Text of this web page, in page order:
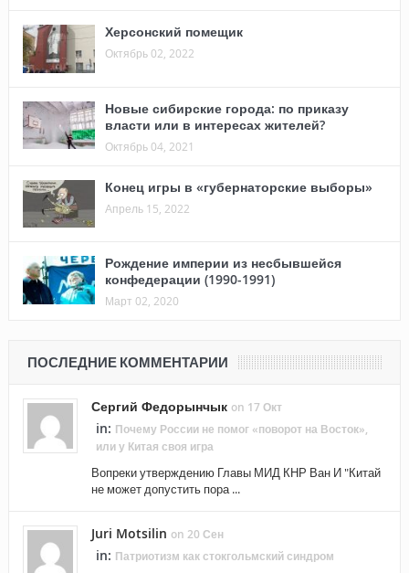
Херсонский помещик
Октябрь 02, 2022
Новые сибирские города: по приказу
власти или в интересах жителей?
Октябрь 04, 2021
Конец игры в «губернаторские выборы»
Апрель 15, 2022
Рождение империи из несбывшейся
конфедерации (1990-1991)
Март 02, 2020
ПОСЛЕДНИЕ КОММЕНТАРИИ
Сергий Федорынчык on 17 Окт
in: Почему России не помог «поворот на Восток»,
или у Китая своя игра
Вопреки утверждению Главы МИД КНР Ван И "Китай
не может допустить пора ...
Juri Motsilin on 20 Сен
in: Патриотизм как стокгольмский синдром